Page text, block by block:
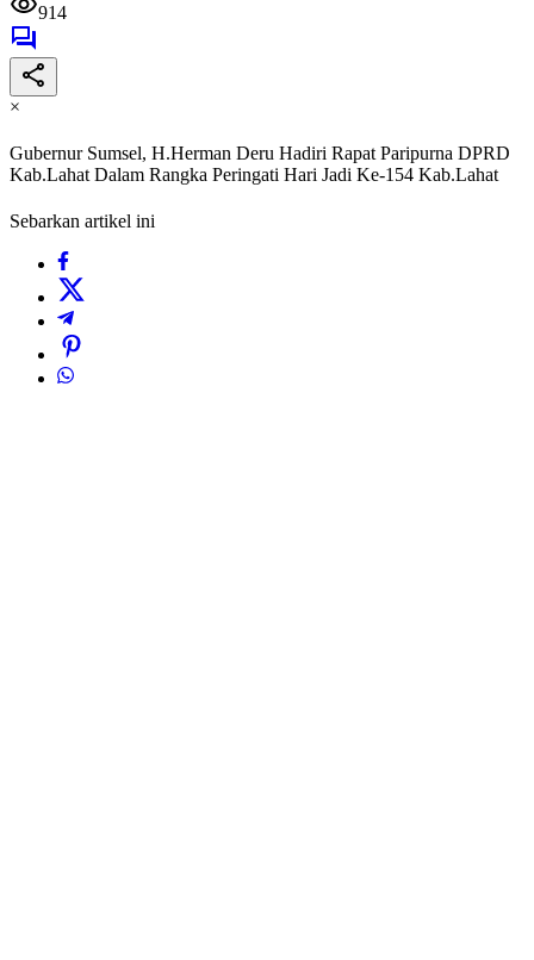
914
×
Gubernur Sumsel, H.Herman Deru Hadiri Rapat Paripurna DPRD
Kab.Lahat Dalam Rangka Peringati Hari Jadi Ke-154 Kab.Lahat
Sebarkan artikel ini